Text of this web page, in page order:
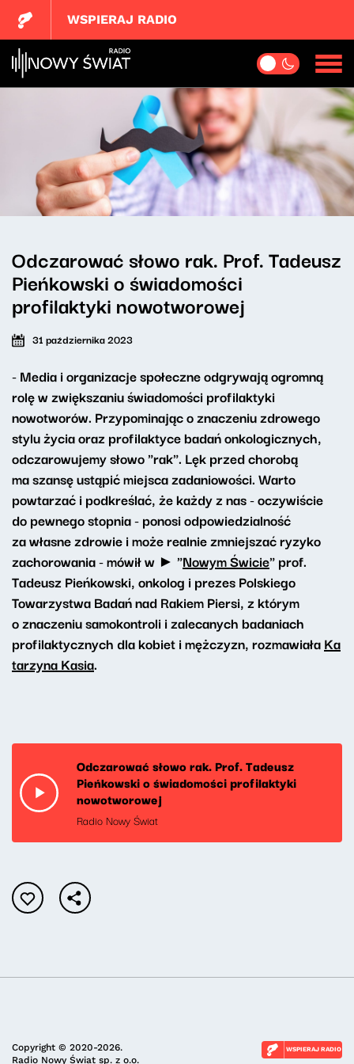
WSPIERAJ RADIO
Odczarować słowo rak. Prof. Tadeusz
Pieńkowski o świadomości
profilaktyki nowotworowej
31 października 2023
- Media i organizacje społeczne odgrywają ogromną
rolę w zwiększaniu świadomości profilaktyki
nowotworów. Przypominając o znaczeniu zdrowego
stylu życia oraz profilaktyce badań onkologicznych,
odczarowujemy słowo "rak". Lęk przed chorobą
ma szansę ustąpić miejsca zadaniowości. Warto
powtarzać i podkreślać, że każdy z nas - oczywiście
do pewnego stopnia - ponosi odpowiedzialność
za własne zdrowie i może realnie zmniejszać ryzyko
zachorowania - mówił w ► "Nowym Świcie" prof.
Tadeusz Pieńkowski, onkolog i prezes Polskiego
Towarzystwa Badań nad Rakiem Piersi, z którym
o znaczeniu samokontroli i zalecanych badaniach
profilaktycznych dla kobiet i mężczyzn, rozmawiałaKa
tarzyna Kasia.
Odczarować słowo rak. Prof. Tadeusz
Pieńkowski o świadomości profilaktyki
nowotworowej
Radio Nowy Świat
Copyright © 2020-2026.
Radio Nowy Świat sp. z o.o.
WSPIERAJ RADIO